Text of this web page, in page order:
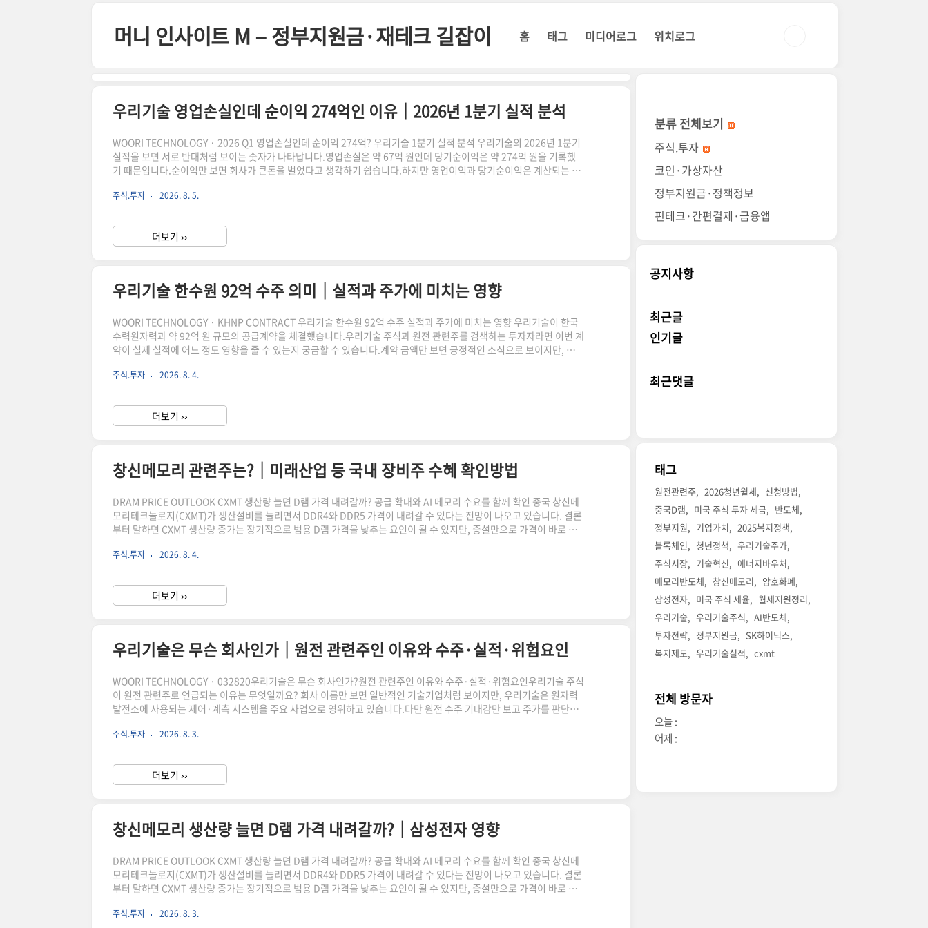
머니 인사이트 M – 정부지원금·재테크 길잡이 홈 태그 미디어로그 위치로그
우리기술 영업손실인데 순이익 274억인 이유｜2026년 1분기 실적 분석
WOORI TECHNOLOGY · 2026 Q1 영업손실인데 순이익 274억? 우리기술 1분기 실적 분석 우리기술의 2026년 1분기
실적을 보면 서로 반대처럼 보이는 숫자가 나타납니다.영업손실은 약 67억 원인데 당기순이익은 약 274억 원을 기록했
기 때문입니다.순이익만 보면 회사가 큰돈을 벌었다고 생각하기 쉽습니다.하지만 영업이익과 당기순이익은 계산되는 과
적자를 기록했습니다. 약 274억 원의 당기순이익은 본업의 영업이익이 아니라 영업외손익 등이 반영된 최종 결과로 구분
주식.투자 2026. 8. 5.
더보기 ››
우리기술 한수원 92억 수주 의미｜실적과 주가에 미치는 영향
WOORI TECHNOLOGY · KHNP CONTRACT 우리기술 한수원 92억 수주 실적과 주가에 미치는 영향 우리기술이 한국
수력원자력과 약 92억 원 규모의 공급계약을 체결했습니다.우리기술 주식과 원전 관련주를 검색하는 투자자라면 이번 계
약이 실제 실적에 어느 정도 영향을 줄 수 있는지 궁금할 수 있습니다.계약 금액만 보면 긍정적인 소식으로 보이지만, 계약
니기 때문입니다. 먼저 확인할 결론 약 92억 원의 한수원 공급계약은 우리기술의 원전 제어계측 사업이 실제 계약으로 이
주식.투자 2026. 8. 4.
더보기 ››
창신메모리 관련주는?｜미래산업 등 국내 장비주 수혜 확인방법
DRAM PRICE OUTLOOK CXMT 생산량 늘면 D램 가격 내려갈까? 공급 확대와 AI 메모리 수요를 함께 확인 중국 창신메
모리테크놀로지(CXMT)가 생산설비를 늘리면서 DDR4와 DDR5 가격이 내려갈 수 있다는 전망이 나오고 있습니다. 결론
부터 말하면 CXMT 생산량 증가는 장기적으로 범용 D램 가격을 낮추는 요인이 될 수 있지만, 증설만으로 가격이 바로 내
가치 제품에 배정하고 있습니다. 이로 인해 일반 PC와 서버에 사용하는 DDR 제품의 공급이 빠듯해질 수 있습니다.
주식.투자 2026. 8. 4.
더보기 ››
우리기술은 무슨 회사인가｜원전 관련주인 이유와 수주·실적·위험요인
WOORI TECHNOLOGY · 032820우리기술은 무슨 회사인가?원전 관련주인 이유와 수주·실적·위험요인우리기술 주식
이 원전 관련주로 언급되는 이유는 무엇일까요? 회사 이름만 보면 일반적인 기술기업처럼 보이지만, 우리기술은 원자력
발전소에 사용되는 제어·계측 시스템을 주요 사업으로 영위하고 있습니다.다만 원전 수주 기대감만 보고 주가를 판단해
인해야 합니다.핵심 요약우리기술은 원전 제어계측 사업을 보유한 코스닥 상장사입니다. 최근 한수원과 공급계약을 체결
스닥에 상장된 전..
주식.투자 2026. 8. 3.
더보기 ››
창신메모리 생산량 늘면 D램 가격 내려갈까?｜삼성전자 영향
DRAM PRICE OUTLOOK CXMT 생산량 늘면 D램 가격 내려갈까? 공급 확대와 AI 메모리 수요를 함께 확인 중국 창신메
모리테크놀로지(CXMT)가 생산설비를 늘리면서 DDR4와 DDR5 가격이 내려갈 수 있다는 전망이 나오고 있습니다. 결론
부터 말하면 CXMT 생산량 증가는 장기적으로 범용 D램 가격을 낮추는 요인이 될 수 있지만, 증설만으로 가격이 바로 내
가치 제품에 배정하고 있습니다. 이로 인해 일반 PC와 서버에 사용하는 DDR 제품의 공급이 빠듯해질 수 있습니다.
주식.투자 2026. 8. 3.
분류 전체보기
주식.투자
코인·가상자산
정부지원금·정책정보
핀테크·간편결제·금융앱
공지사항
최근글
인기글
최근댓글
태그
원전관련주 2026청년월세
신청방법
중국D램
미국 주식 투자 세금
반도체
정부지원
기업가치
2025복지정책
블록체인
청년정책
우리기술주가
주식시장
기술혁신
에너지바우처
메모리반도체
창신메모리
암호화폐
삼성전자
미국 주식 세율
월세지원정리
우리기술
우리기술주식
AI반도체
투자전략
정부지원금
SK하이닉스
복지제도
우리기술실적 cxmt
전체 방문자
오늘 :
어제 :